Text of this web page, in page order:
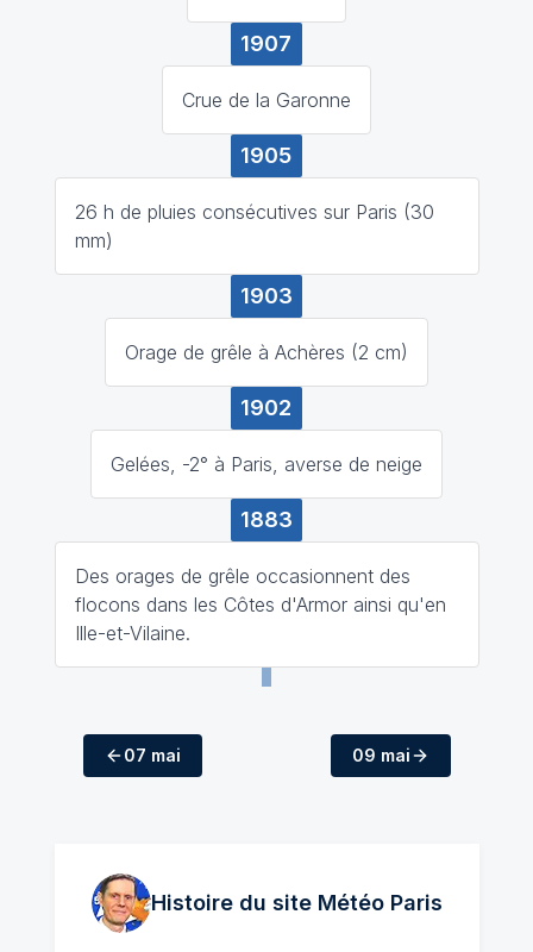
1907
Crue de la Garonne
1905
26 h de pluies consécutives sur Paris (30
mm)
1903
Orage de grêle à Achères (2 cm)
1902
Gelées, -2° à Paris, averse de neige
1883
Des orages de grêle occasionnent des
flocons dans les Côtes d'Armor ainsi qu'en
Ille-et-Vilaine.
07 mai 09 mai
Histoire du site MétéoParis